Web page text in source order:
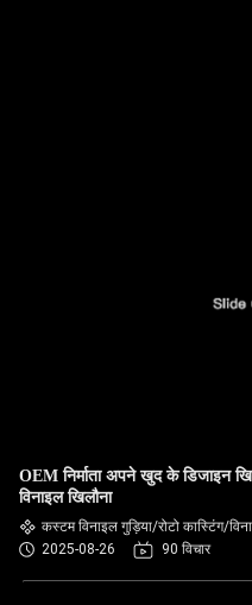
OEM निर्माता अपने खुद के डिजाइन
विनाइल खिलौना
कस्टम विनाइल गुड़िया/रोटो कास्टिंग/
2025-08-26
90 विचार